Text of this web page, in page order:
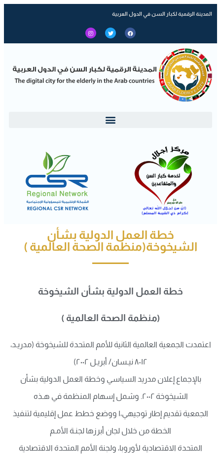
المدينة الرقمية لكبار السن في الدول العربية
خطة العمل الدولية بشأن
الشيخوخة(منظمة الصحة العالمية )
خطة العمل الدولية بشأن الشيخوخة
(منظمة الصحة العالمية )
اعتمدت الجمعية العالمية الثانية للأمم المتحدة للشيخوخة (مدريـد،
١٢-٨ نيـسان/ أبريـل ٢٠٠٢)
بالإجماع إعلان مدريد السياسي وخطة العمل الدولية بشأن
الشيخوخة ٢٠٠٢. وشمل إسهام المنظمة في هـذه
الجمعية تقديم إطار توجيهي،١ ووضع خطط عمل إقليمية لتنفيذ
الخطة من خلال لجان أبرزها لجنـة الأمـم
المتحدة الاقتصادية لأوروبا، ولجنة الأمم المتحدة الاقتصادية